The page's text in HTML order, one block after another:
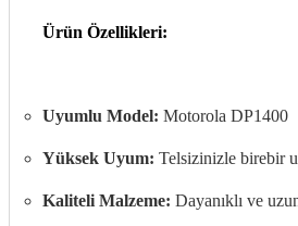
Ürün Özellikleri:
Uyumlu Model: Motorola DP1400
Yüksek Uyum: Telsizinizle birebir
Kaliteli Malzeme: Dayanıklı ve